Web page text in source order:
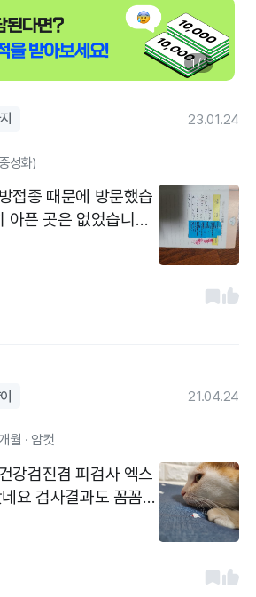
1 / 1
23.01.24
성화)
접종 때문에 방문했습
아픈 곳은 없었습니다.
했어요. 매년 이곳에
어요. 집에서 귀청
셨어요. 심장사상충약
는데, 심장사상충약
않도록 문자 알림 서
상 문자 알림 서비스
21.04.24
월 · 암컷
강검진겸 피검사 엑스
요 검사결과도 꼼꼼히
는부분도 친절히ㅡ설
쪄서....그런걸로 생각
히 상담해주시거 간호